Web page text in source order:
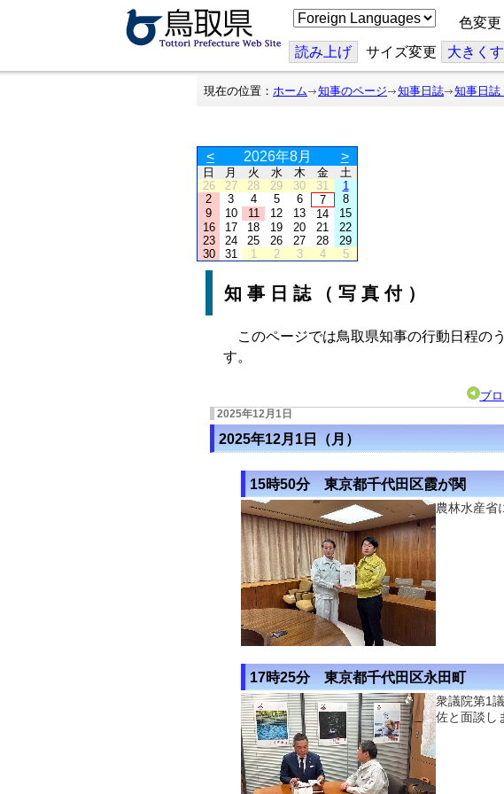
こ
の
ジ
を
翻
色変更
読み上げ サイズ変更 大きく
現在の位置： ホーム 知事のページ 知事日誌 知事日誌
< 2026年8月 >
日 月 火 水 木 金
土
26
27 28 29 30 31
1
2
3 4 5 6 7
8
9
10 11 12 13 14
15
16
17 18 19 20 21
22
23
24 25 26 27 28
29
30
31 1 2 3 4 5
知事日誌（写真付）
このページでは鳥取県知事の行動日程の
す。
ブ
2025年12月1日
2025年12月1日（月）
15時50分 東京都千代田区霞が関
農林水産省
17時25分 東京都千代田区永田町
衆議院第1
佐と面談し